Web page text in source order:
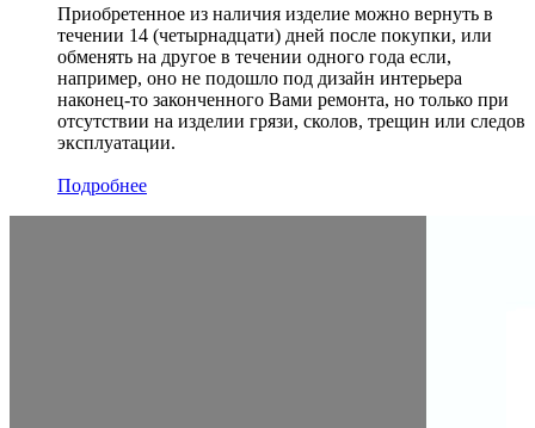
Приобретенное из наличия изделие можно вернуть в
течении 14 (четырнадцати) дней после покупки, или
обменять на другое в течении одного года если,
например, оно не подошло под дизайн интерьера
наконец-то законченного Вами ремонта, но только при
отсутствии на изделии грязи, сколов, трещин или следов
эксплуатации.
Подробнее